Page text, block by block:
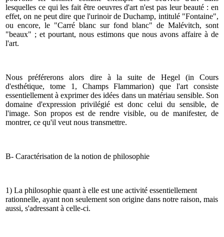
lesquelles ce qui les fait être oeuvres d'art n'est pas leur beauté : en
effet, on ne peut dire que l'urinoir de Duchamp, intitulé "Fontaine",
ou encore, le "Carré blanc sur fond blanc" de Malévitch, sont
"beaux" ; et pourtant, nous estimons que nous avons affaire à de
l'art.
Nous préférerons alors dire à la suite de Hegel (in Cours
d'esthétique, tome 1, Champs Flammarion) que l'art consiste
essentiellement à exprimer des idées dans un matériau sensible. Son
domaine d'expression privilégié est donc celui du sensible, de
l'image. Son propos est de rendre visible, ou de manifester, de
montrer, ce qu'il veut nous transmettre.
B- Caractérisation de la notion de philosophie
1) La philosophie quant à elle est une activité essentiellement
rationnelle, ayant non seulement son origine dans notre raison, mais
aussi, s'adressant à celle-ci.